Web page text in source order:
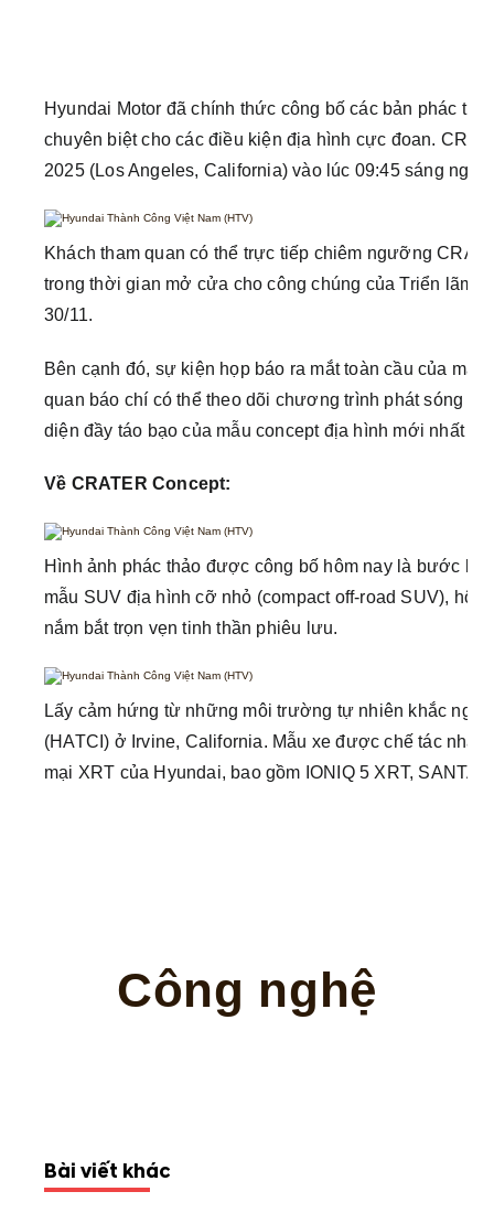
Hyundai Motor đã chính thức công bố các bản phác
chuyên biệt cho các điều kiện địa hình cực đoan.
2025 (Los Angeles, California) vào lúc 09:45 sáng
Khách tham quan có thể trực tiếp chiêm ngưỡng
trong thời gian mở cửa cho công chúng của Triển lãm
30/11.
Bên cạnh đó, sự kiện họp báo ra mắt toàn cầu của
quan báo chí có thể theo dõi chương trình phát sóng
diện đầy táo bạo của mẫu concept địa hình mới nhất từ
Về CRATER Concept:
Hình ảnh phác thảo được công bố hôm nay là bước
mẫu SUV địa hình cỡ nhỏ (compact off-road SUV),
nắm bắt trọn vẹn tinh thần phiêu lưu.
Lấy cảm hứng từ những môi trường tự nhiên khắc
(HATCI) ở Irvine, California. Mẫu xe được chế tác
mại XRT của Hyundai, bao gồm IONIQ 5 XRT,
Công nghệ
Bài viết khác